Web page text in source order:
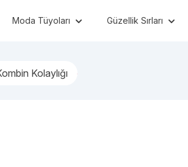
Moda Tüyoları Güzellik Sırları
Kolaylığı